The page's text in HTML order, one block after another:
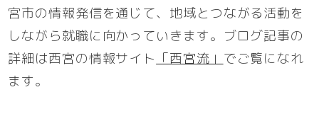
宮市の情報発信を通じて、地域とつながる活動を
しながら就職に向かっていきます。ブログ記事の
詳細は西宮の情報サイト 「西宮流」 でご覧になれ
ます。